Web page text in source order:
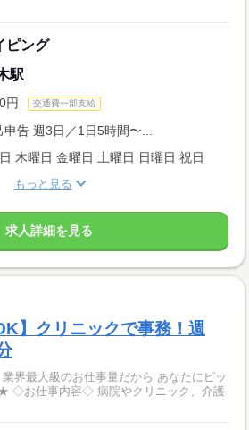
ピング
駅
円 交通費一部支給
告 週3日／1日5時間〜...
木曜日 金曜日 土曜日 日曜日 祝日
もっと見る
求人詳細を見る
】クリニックで事務！週
業界最大級のお仕事量だから あなたにピッ
護